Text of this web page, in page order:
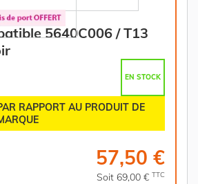
5640C006 / T13
EN STOCK
RAPPORT AU PRODUIT DE
57,50 €
Soit 69,00 € TTC